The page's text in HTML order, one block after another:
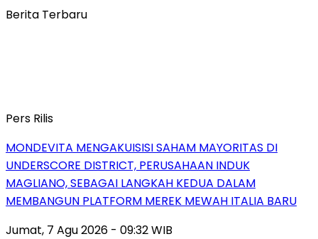
Berita Terbaru
Pers Rilis
MONDEVITA MENGAKUISISI SAHAM MAYORITAS DI
UNDERSCORE DISTRICT, PERUSAHAAN INDUK
MAGLIANO, SEBAGAI LANGKAH KEDUA DALAM
MEMBANGUN PLATFORM MEREK MEWAH ITALIA BARU
Jumat, 7 Agu 2026 - 09:32 WIB